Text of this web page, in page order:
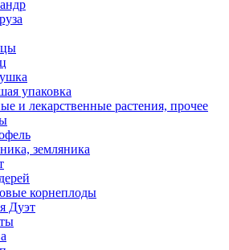
упаковка
и лекарственные растения, прочее
земляника
корнеплоды
Дуэт